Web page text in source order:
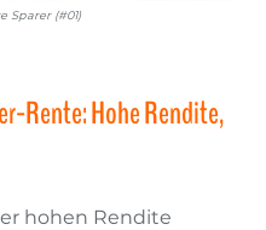
Sparer (#01)
Rente: Hohe Rendite,
hohen Rendite